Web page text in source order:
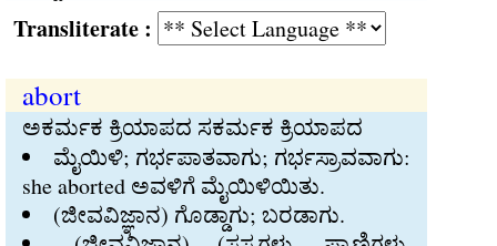
:
abort
ಅಕರ್ಮಕ ಕ್ರಿಯಾಪದ ಸಕರ್ಮಕ ಕ್ರಿಯಾಪದ
ಮೈಯಿಳಿ; ಗರ್ಭಪಾತವಾಗು; ಗರ್ಭಸ್ರಾವವಾಗು:
she aborted ಅವಳಿಗೆ ಮೈಯಿಳಿಯಿತು.
(ಜೀವವಿಜ್ಞಾನ) ಗೊಡ್ಡಾಗು; ಬರಡಾಗು.